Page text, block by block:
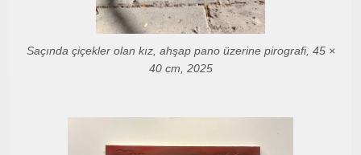
Saçında çiçekler olan kız, ahşap pano üzerine pirografi, 45 ×
40 cm, 2025